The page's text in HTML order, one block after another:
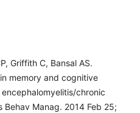
Griffith C, Bansal AS.
memory and cognitive
chronic
Behav Manag. 2014 Feb 25;